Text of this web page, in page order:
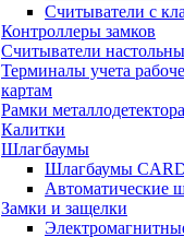
Считыватели с
Контроллеры замков
Считыватели
Терминалы учета
картам
Рамки металлодетектора
Калитки
Шлагбаумы
Шлагбаумы
Автоматические
Замки и защелки